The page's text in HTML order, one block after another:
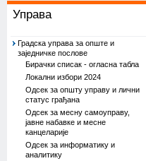
Управа
Градска управа за опште и
заједничке послове
Бирачки списак - огласна табла
Локални избори 2024
Одсек за општу управу и лични
статус грађана
Одсек за месну самоуправу,
јавне набавке и месне
канцеларије
Одсек за информатику и
аналитику